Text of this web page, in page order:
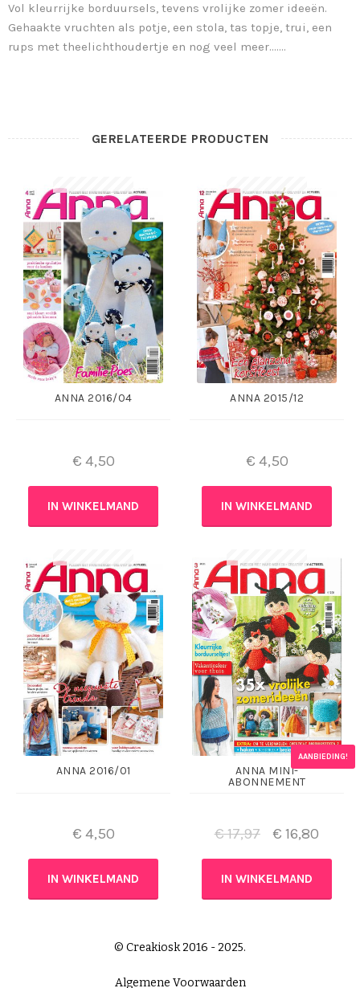
Vol kleurrijke borduursels, tevens vrolijke zomer ideeën.
Gehaakte vruchten als potje, een stola, tas topje, trui, een
rups met theelichthoudertje en nog veel meer…….
GERELATEERDE PRODUCTEN
ANNA 2016/04
€ 4,50
IN WINKELMAND
ANNA 2015/12
€ 4,50
IN WINKELMAND
ANNA 2016/01
€ 4,50
IN WINKELMAND
ANNA MINI-
ABONNEMENT
AANBIEDING!
€17,97 € 16,80
IN WINKELMAND
© Creakiosk 2016 - 2025.
Algemene Voorwaarden